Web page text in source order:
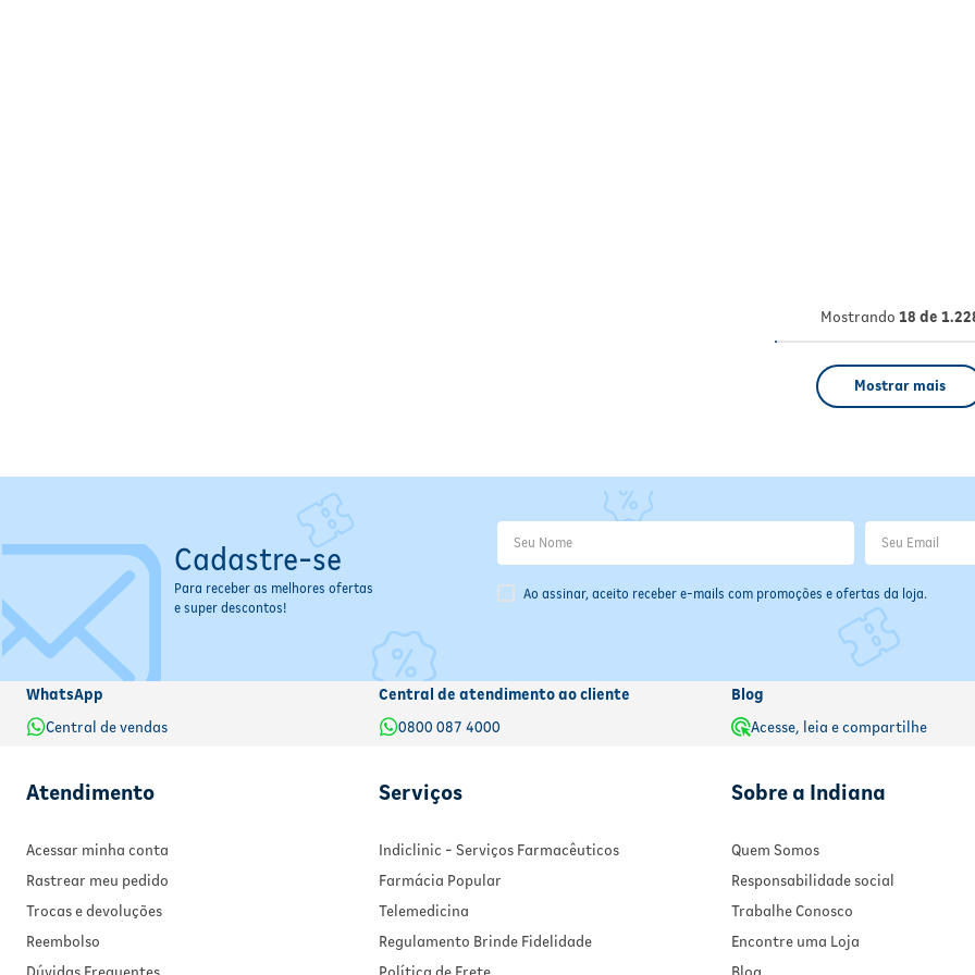
Mostrando 18 de
Mostrar mais
Cadastre-se
Para receber as melhores ofertas
e super descontos!
Ao assinar, aceito receber e-mails com promoções e ofertas da loja.
WhatsApp
Central de vendas
Central de atendimento ao cliente
0800 087 4000
Blog
Acesse, leia e compartilhe
Atendimento
Acessar minha conta
Rastrear meu pedido
Trocas e devoluções
Reembolso
Serviços
Indiclinic - Serviços Farmacêuticos
Farmácia Popular
Telemedicina
Regulamento Brinde Fidelidade
Sobre a Indiana
Quem Somos
Responsabilidade social
Trabalhe Conosco
Encontre uma Loja